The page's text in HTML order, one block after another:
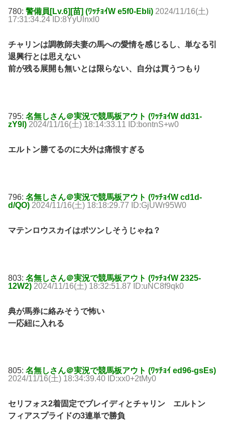
780: 警備員[Lv.6][苗] (ﾜｯﾁｮｲW e5f0-Ebli) 2024/11/16(土)
17:31:34.24 ID:8YyUlnxl0
チャリンは調教師夫妻の馬への愛情を感じるし、単なる引
退興行とは思えない
前が残る展開も無いとは限らない、自分は買うつもり
795: 名無しさん＠実況で競馬板アウト (ﾜｯﾁｮｲW dd31-
zY9l) 2024/11/16(土) 18:14:33.11 ID:bontnS+w0
エルトン勝てるのに大外は痛恨すぎる
796: 名無しさん＠実況で競馬板アウト (ﾜｯﾁｮｲW cd1d-
d/QO) 2024/11/16(土) 18:18:29.77 ID:GjUWr95W0
マテンロウスカイはポツンしそうじゃね？
803: 名無しさん＠実況で競馬板アウト (ﾜｯﾁｮｲW 2325-
12W2) 2024/11/16(土) 18:32:51.87 ID:uNC8f9qk0
典が馬券に絡みそうで怖い
一応紐に入れる
805: 名無しさん＠実況で競馬板アウト (ﾜｯﾁｮｲ ed96-gsEs)
2024/11/16(土) 18:34:39.40 ID:xx0+2tMy0
セリフォス2着固定でブレイディとチャリン エルトン
フィアスプライドの3連単で勝負